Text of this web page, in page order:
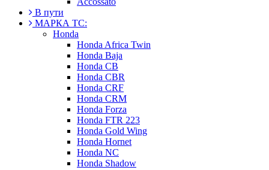
В пути
МАРКА ТС:
Honda
Honda Africa Twin
Honda Baja
Honda CB
Honda CBR
Honda CRF
Honda CRM
Honda Forza
Honda FTR 223
Honda Gold Wing
Honda Hornet
Honda NC
Honda Shadow